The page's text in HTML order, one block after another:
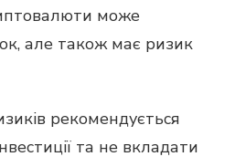
може
але також має ризик
рекомендується
та не вкладати